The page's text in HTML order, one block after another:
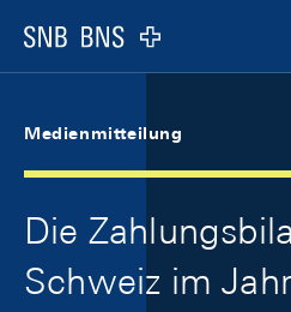
Logo
Medienmitteilung
Die
Schweiz im